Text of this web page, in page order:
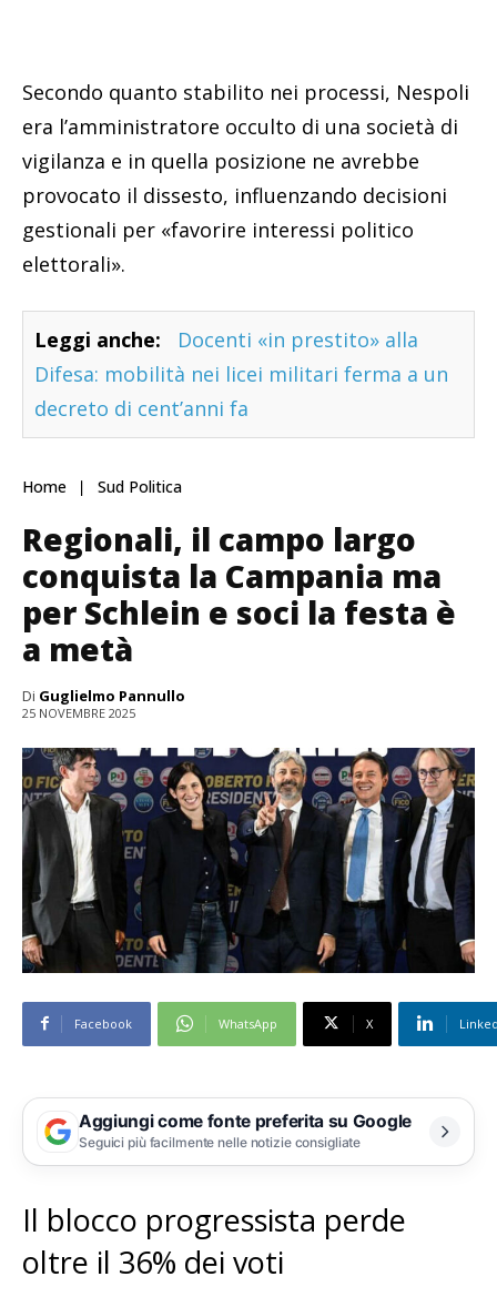
Secondo quanto stabilito nei processi, Nespoli
era l’amministratore occulto di una società di
vigilanza e in quella posizione ne avrebbe
provocato il dissesto, influenzando decisioni
gestionali per «favorire interessi politico
elettorali».
Leggi anche:
Docenti «in prestito» alla
Difesa: mobilità nei licei militari ferma a un
decreto di cent’anni fa
Home Sud Politica
Regionali, il campo largo
conquista la Campania ma
per Schlein e soci la festa è
a metà
Di Guglielmo Pannullo
25 NOVEMBRE 2025
Facebook WhatsApp X
Aggiungi come fonte preferita su Google
Seguici più facilmente nelle notizie consigliate
Il blocco progressista perde
oltre il 36% dei voti